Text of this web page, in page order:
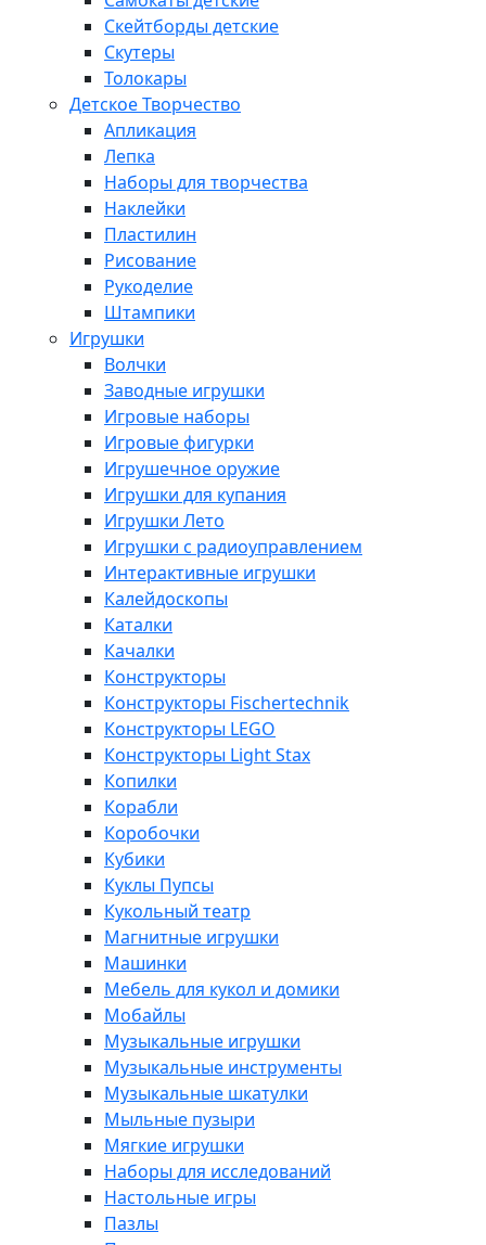
Скейтборды детские
Скутеры
Толокары
Детское Творчество
Апликация
Лепка
Наборы для творчества
Наклейки
Пластилин
Рисование
Рукоделие
Штампики
Игрушки
Волчки
Заводные игрушки
Игровые наборы
Игровые фигурки
Игрушечное оружие
Игрушки для купания
Игрушки Лето
Игрушки с радиоуправлением
Интерактивные игрушки
Калейдоскопы
Каталки
Качалки
Конструкторы
Конструкторы Fisсhertechnik
Конструкторы LEGO
Конструкторы Light Stax
Копилки
Корабли
Коробочки
Кубики
Куклы Пупсы
Кукольный театр
Магнитные игрушки
Машинки
Мебель для кукол и домики
Мобайлы
Музыкальные игрушки
Музыкальные инструменты
Музыкальные шкатулки
Мыльные пузыри
Мягкие игрушки
Наборы для исследований
Настольные игры
Пазлы